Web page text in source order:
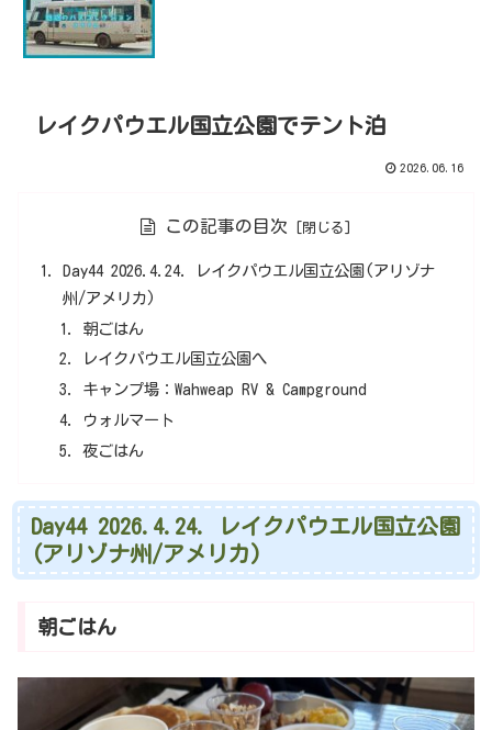
レイクパウエル国立公園でテント泊
2026.06.16
この記事の目次
Day44 2026.4.24. レイクパウエル国立公園(アリゾナ
州/アメリカ)
朝ごはん
レイクパウエル国立公園へ
キャンプ場：Wahweap RV & Campground
ウォルマート
夜ごはん
Day44 2026.4.24. レイクパウエル国立公園
(アリゾナ州/アメリカ)
朝ごはん